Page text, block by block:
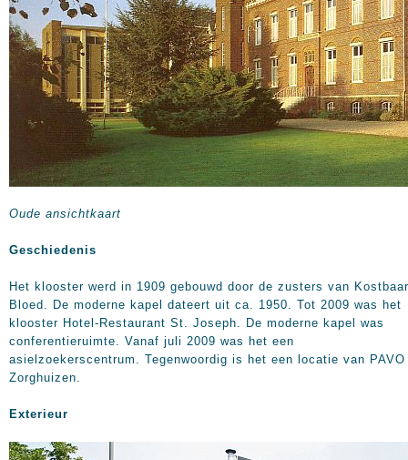
Oude ansichtkaart
Geschiedenis
Het klooster werd in 1909 gebouwd door de zusters van Kostbaar
Bloed. De moderne kapel dateert uit ca. 1950. Tot 2009 was het
klooster Hotel-Restaurant St. Joseph. De moderne kapel was
conferentieruimte. Vanaf juli 2009 was het een
asielzoekerscentrum. Tegenwoordig is het een locatie van PAVO
Zorghuizen.
Exterieur